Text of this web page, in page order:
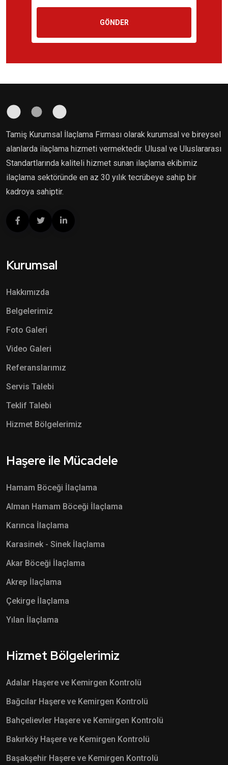
GÖNDER
Tamiş Kurumsal İlaçlama Firması olarak kurumsal ve bireysel
alanlarda ilaçlama hizmeti vermektedir. Ulusal ve Uluslararası
Standartlarında kaliteli hizmet sunan ilaçlama ekibimiz
ilaçlama sektöründe en az 30 yılık tecrübeye sahip bir
kadroya sahiptir.
Kurumsal
Hakkımızda
Belgelerimiz
Foto Galeri
Video Galeri
Referanslarımız
Servis Talebi
Teklif Talebi
Hizmet Bölgelerimiz
Haşere ile Mücadele
Hamam Böceği İlaçlama
Alman Hamam Böceği İlaçlama
Karınca İlaçlama
Karasinek - Sinek İlaçlama
Akar Böceği İlaçlama
Akrep İlaçlama
Çekirge İlaçlama
Yılan İlaçlama
Hizmet Bölgelerimiz
Adalar Haşere ve Kemirgen Kontrolü
Bağcılar Haşere ve Kemirgen Kontrolü
Bahçelievler Haşere ve Kemirgen Kontrolü
Bakırköy Haşere ve Kemirgen Kontrolü
Başakşehir Haşere ve Kemirgen Kontrolü